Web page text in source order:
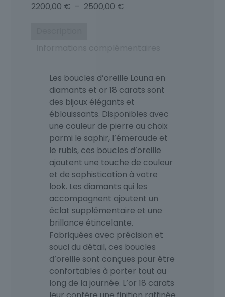
2200,00 € – 2500,00 €
Les boucles d’oreille Louna en
diamants et or 18 carats sont
des bijoux élégants et
éblouissants. Disponibles avec
une couleur de pierre au choix
parmi le saphir, l’émeraude et
le rubis, ces boucles d’oreille
ajoutent une touche de couleur
et de sophistication à votre
look. Les diamants qui les
accompagnent ajoutent un
éclat supplémentaire et une
brillance étincelante.
Fabriquées avec précision et
souci du détail, ces boucles
d’oreille sont conçues pour être
confortables à porter tout au
long de la journée. L’or 18 carats